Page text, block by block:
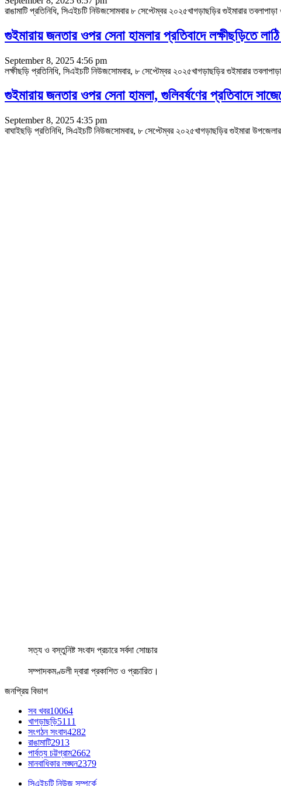
রাঙামাটি প্রতিনিধি, সিএইচটি নিউজসোমবার ৮ সেপ্টেম্বর ২০২৫খাগড়াছড়ির গুইমারার
গুইমারায় জনতার ওপর সেনা হামলার প্রতিবাদে লক্ষীছড়িতে
September 8, 2025 4:56 pm
লক্ষীছড়ি প্রতিনিধি, সিএইচটি নিউজসোমবার, ৮ সেপ্টেম্বর ২০২৫খাগড়াছড়ির গুইমারার
গুইমারায় জনতার ওপর সেনা হামলা, গুলিবর্ষণের প্রতিবাদে
September 8, 2025 4:35 pm
বাঘাইছড়ি প্রতিনিধি, সিএইচটি নিউজসোমবার, ৮ সেপ্টেম্বর ২০২৫খাগড়াছড়ির গুইমারা উপজেলার
সত্য ও বস্তুনিষ্ট সংবাদ প্রচারে সর্বদা সোচ্চার
সম্পাদকমণ্ডলী দ্বারা প্রকাশিত ও প্রচারিত।
জনপ্রিয় বিভাগ
সব খবর10064
খাগড়াছড়ি5111
সংগঠন সংবাদ4282
রাঙামাটি2913
পার্বত্য চট্টগ্রাম2662
মানবাধিকার লঙ্ঘন2379
সিএইচটি নিউজ সম্পর্কে